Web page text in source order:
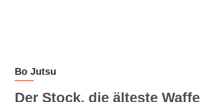
Bo Jutsu
Der Stock, die älteste Waffe